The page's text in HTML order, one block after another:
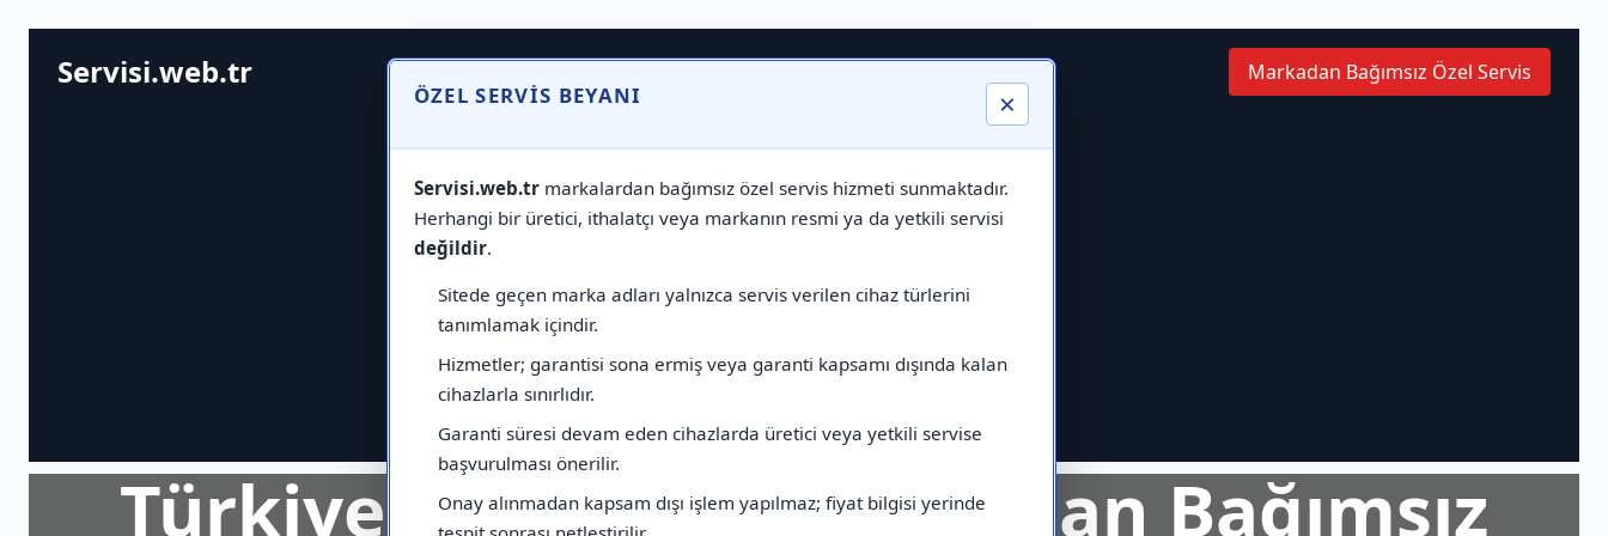
ÖZEL SERVIS BEYANI ×
Servisi.web.trmarkalardan bağımsız özel servis hizmeti sunmaktadır.
Herhangi bir üretici, ithalatçı veya markanın resmi ya da yetkili servisi
değildir.
Sitede geçen marka adları yalnızca servis verilen cihaz türlerini
tanımlamak içindir.
Hizmetler; garantisi sona ermiş veya garanti kapsamı dışında kalan
cihazlarla sınırlıdır.
Garanti süresi devam eden cihazlarda üretici veya yetkili servise
başvurulması önerilir.
Onay alınmadan kapsam dışı işlem yapılmaz; fiyat bilgisi yerinde
Servisi.web.tr Markadan Bağımsız Özel Servis
Türkiye GenelindeMarkadan Bağımsız